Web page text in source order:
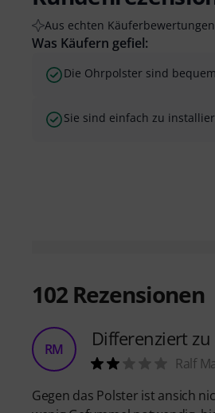
Aus echten
Was Käufern gefiel:
Die Ohrpolster sind
Sie sind einfach zu
102 Rezensionen
RM Differenziert zu
Ralf
Gegen das Polster ist ansich